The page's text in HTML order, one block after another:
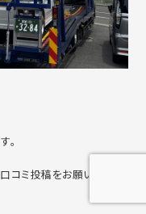
。
ミ投稿をお願いしてお